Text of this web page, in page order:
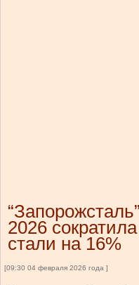
2026
стали на 16%
[09:30 04 февраля 2026 года ]